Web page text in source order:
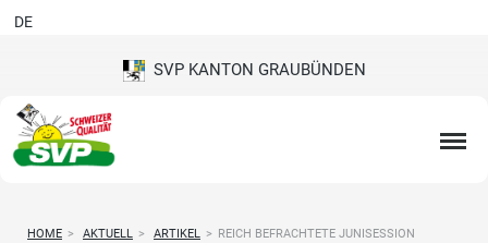
SVP KANTON GRAUBÜNDEN
DE
HOME > AKTUELL > ARTIKEL > REICH BEFRACHTETE JUNISESSION